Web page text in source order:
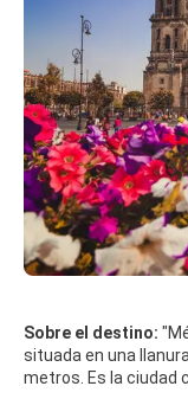
Sobre el destino:
situada en una
metros. Es la ciudad